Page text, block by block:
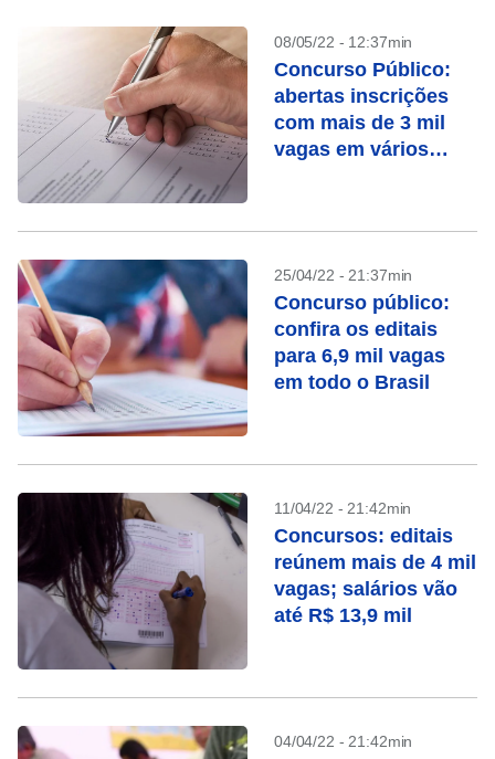
08/05/22 - 12:37min
Concurso Público:
abertas inscrições
com mais de 3 mil
vagas em vários
25/04/22 - 21:37min
Concurso público:
confira os editais
para 6,9 mil vagas
em todo o Brasil
11/04/22 - 21:42min
Concursos: editais
reúnem mais de 4 mil
vagas; salários vão
até R$ 13,9 mil
04/04/22 - 21:42min